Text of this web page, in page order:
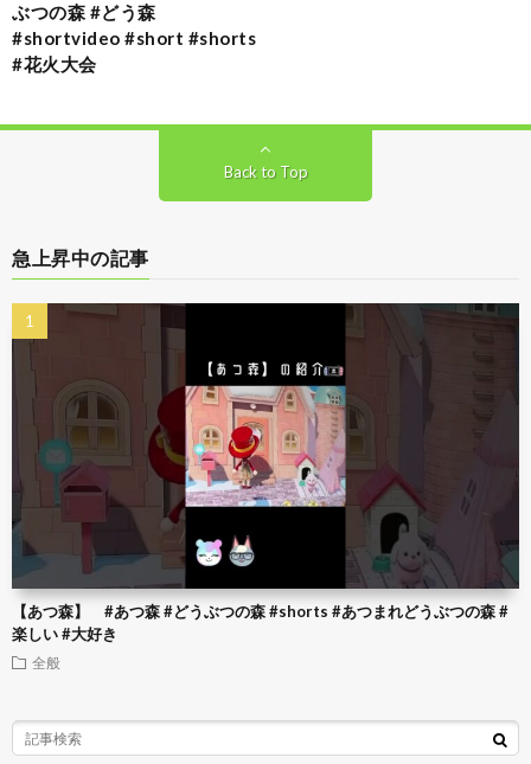
ぶつの森 #どう森
#shortvideo #short #shorts
#花火大会
Back to Top
急上昇中の記事
【あつ森】 #あつ森 #どうぶつの森 #shorts #あつまれどうぶつの森 #
楽しい #大好き
全般